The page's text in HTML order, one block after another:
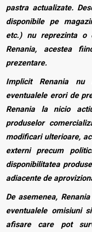
pastra actualizate.
disponibile pe
etc.) nu reprezinta o
Renania, acestea
prezentare.
Implicit Renania nu
eventualele erori de
Renania la nicio
produselor
modificari ulterioare,
externi precum
disponibilitatea
adiacente de
De asemenea,
eventualele omisiuni
afisare care pot